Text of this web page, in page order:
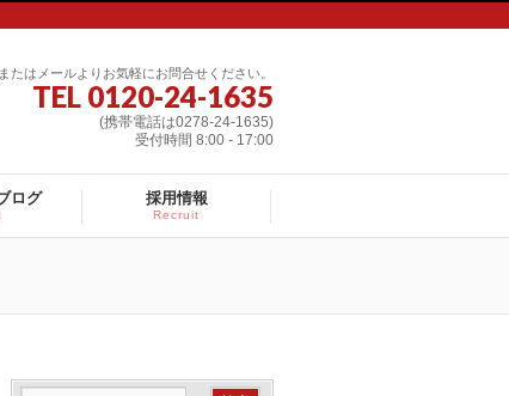
たはメールよりお気軽にお問合せください。
TEL 0120-24-1635
(携帯電話は0278-24-1635)
受付時間 8:00 - 17:00
ログ 採用情報
Recruit